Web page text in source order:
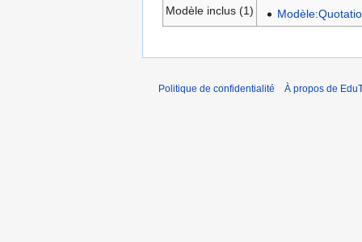
Modèle inclus (1)
Politique de confidentialité À propos de